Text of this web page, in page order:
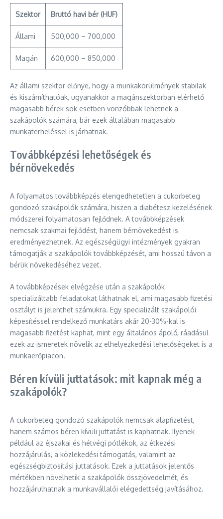
Szektor Bruttó havi bér (HUF)
Állami 500,000 – 700,000
Magán 600,000 – 850,000
Az állami szektor előnye, hogy a munkakörülmények stabilak
és kiszámíthatóak, ugyanakkor a magánszektorban elérhető
magasabb bérek sok esetben vonzóbbak lehetnek a
szakápolók számára, bár ezek általában magasabb
munkaterheléssel is járhatnak.
Továbbképzési lehetőségek és
bérnövekedés
A folyamatos továbbképzés elengedhetetlen a cukorbeteg
gondozó szakápolók számára, hiszen a diabétesz kezelésének
módszerei folyamatosan fejlődnek. A továbbképzések
nemcsak szakmai fejlődést, hanem bérnövekedést is
eredményezhetnek. Az egészségügyi intézmények gyakran
támogatják a szakápolók továbbképzését, ami hosszú távon a
bérük növekedéséhez vezet.
A továbbképzések elvégzése után a szakápolók
specializáltabb feladatokat láthatnak el, ami magasabb fizetési
osztályt is jelenthet számukra. Egy specializált szakápolói
képesítéssel rendelkező munkatárs akár 20-30%-kal is
magasabb fizetést kaphat, mint egy általános ápoló, ráadásul
ezek az ismeretek növelik az elhelyezkedési lehetőségeket is a
munkaerőpiacon.
Béren kívüli juttatások: mit kapnak még a
szakápolók?
A cukorbeteg gondozó szakápolók nemcsak alapfizetést,
hanem számos béren kívüli juttatást is kaphatnak. Ilyenek
például az éjszakai és hétvégi pótlékok, az étkezési
hozzájárulás, a közlekedési támogatás, valamint az
egészségbiztosítási juttatások. Ezek a juttatások jelentős
mértékben növelhetik a szakápolók összjövedelmét, és
hozzájárulhatnak a munkavállalói elégedettség javításához.